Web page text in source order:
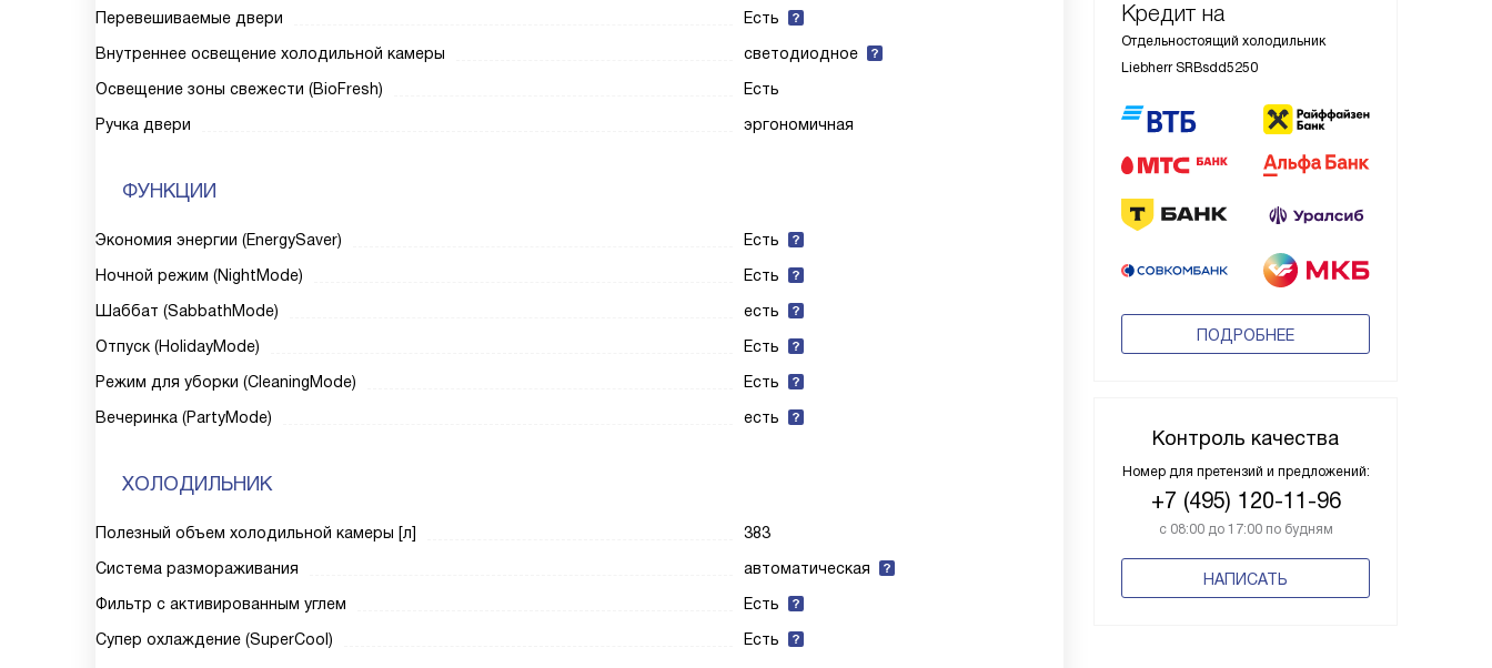
Кредит на
Отдельностоящий холодильник
Liebherr SRBsdd5250
ПОДРОБНЕЕ
Контроль качества
Номер для претензий и предложений:
+7 (495) 120-11-96
с 08:00 до 17:00 по будням
НАПИСАТЬ
Перевешиваемые двери
Есть
Внутреннее освещение холодильной камеры
светодиодное
Освещение зоны свежести (BioFresh)
Есть
Ручка двери
эргономичная
ФУНКЦИИ
Экономия энергии (EnergySaver)
Есть
Ночной режим (NightMode)
Есть
Шаббат (SabbathMode)
есть
Отпуск (HolidayMode)
Есть
Режим для уборки (CleaningMode)
Есть
Вечеринка (PartyMode)
есть
ХОЛОДИЛЬНИК
Полезный объем холодильной камеры [л]
383
Система размораживания
автоматическая
Фильтр с активированным углем
Есть
Супер охлаждение (SuperCool)
Есть